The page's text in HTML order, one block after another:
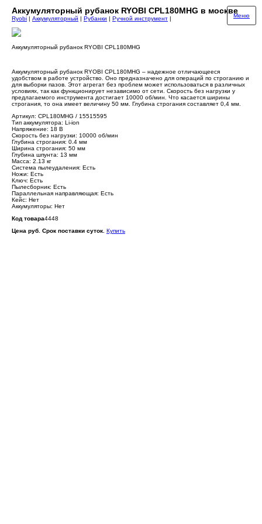
Аккумуляторный рубанок RYOBI CPL180MHG в москве
Меню
Ryobi | Аккумуляторный | Рубанки | Ручной инструмент |
Аккумуляторный рубанок RYOBI CPL180MHG
Аккумуляторный рубанок RYOBI CPL180MHG – надежное отличающееся
удобством в работе устройство. Оно предназначено для операций по строганию и
для выборки пазов. Этот агрегат без проблем может использоваться в различных
условиях, так как функционирует независимо от сети. Скорость без нагрузки у
предлагаемого инструмента достигает 10000 об/мин. Что касается ширины
строгания, то она имеет величину 50 мм. Глубина строгания составляет 0,4 мм.
Артикул: CPL180MHG / 15515595
Тип аккумулятора: Li-ion
Напряжение: 18 В
Скорость без нагрузки: 10000 об/мин
Глубина строгания: 0.4 мм
Ширина строгания: 50 мм
Глубина шпунта: 13 мм
Масса: 2.13 кг
Система пылеудаления: Есть
Ножи: Есть
Ключ: Есть
Пылесборник: Есть
Параллельная направляющая: Есть
Кейс: Нет
Аккумуляторы: Нет
Код товара4448
Цена руб. Срок поставки суток. Купить